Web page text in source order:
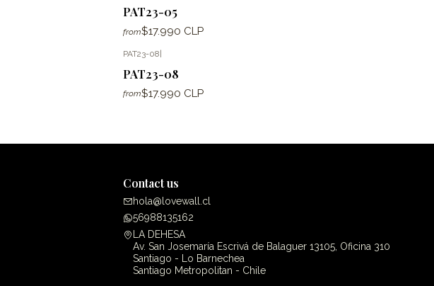
PAT23-05
from$17.990 CLP
PAT23-08
PAT23-08
from$17.990 CLP
Contact us
hola@lovewall.cl
56988135162
LA DEHESA
Av. San Josemaría Escrivá de Balaguer 13105, Oficina 310
Santiago - Lo Barnechea
Santiago Metropolitan - Chile